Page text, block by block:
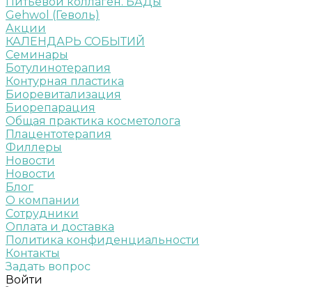
Gehwol (Геволь)
Акции
КАЛЕНДАРЬ СОБЫТИЙ
Семинары
Ботулинотерапия
Контурная пластика
Биоревитализация
Биорепарация
Общая практика косметолога
Плацентотерапия
Филлеры
Новости
Новости
Блог
О компании
Сотрудники
Оплата и доставка
Политика конфиденциальности
Контакты
Задать вопрос
Войти